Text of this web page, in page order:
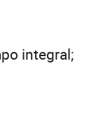
integral;